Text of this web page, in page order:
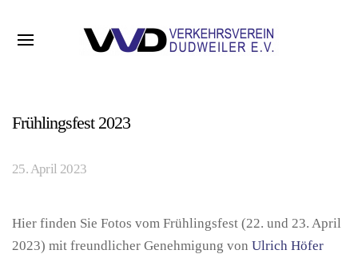
Frühlingsfest 2023
25. April 2023
Hier finden Sie Fotos vom Frühlingsfest (22. und 23. April
2023) mit freundlicher Genehmigung von Ulrich Höfer